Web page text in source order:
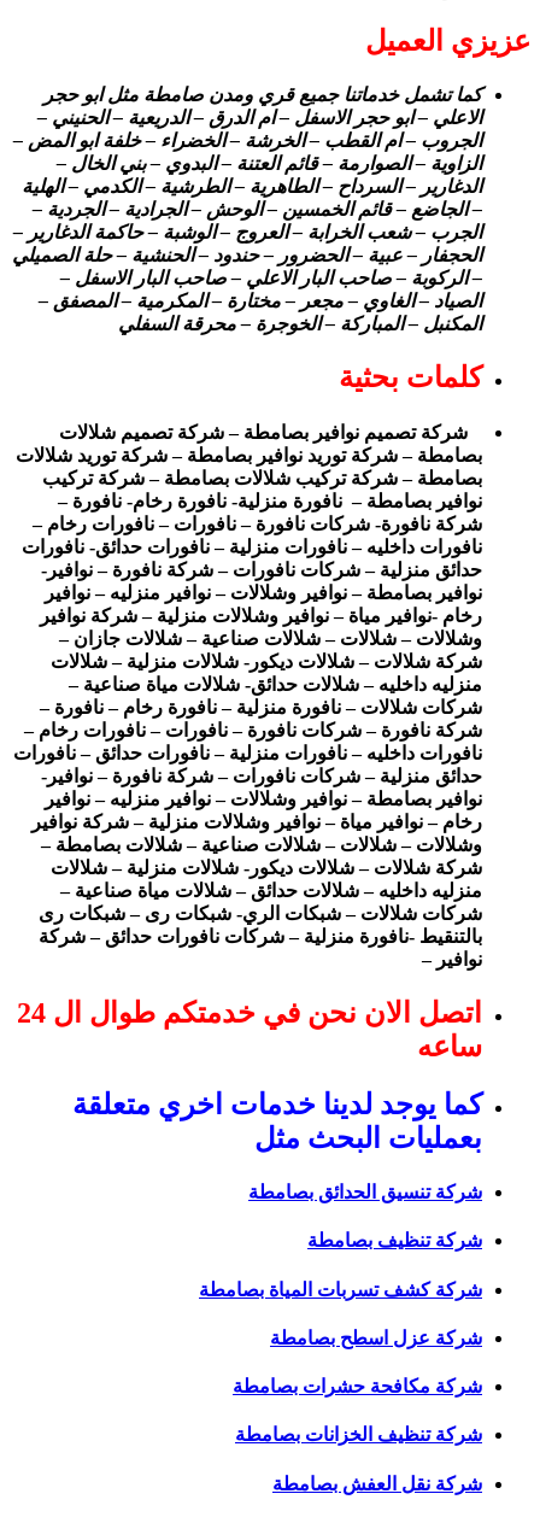
عزيزي العميل
كما تشمل خدماتنا جميع قري ومدن صامطة مثل ابو حجر
الاعلي – ابو حجر الاسفل – ام الدرق – الدريعية – الحنيني –
الجروب – ام القطب – الخرشة – الخضراء – خلفة ابو المض –
الزاوية – الصوارمة – قائم العتنة – البدوي – بني الخال –
الدغارير – السرداح – الطاهرية – الطرشية – الكدمي – الهلية
– الجاضع – قائم الخمسين – الوحش – الجرادية – الجردية –
الجرب – شعب الخرابة – العروج – الوشبة – حاكمة الدغارير –
الحجفار – عبية – الحضرور – حندود – الحنشية – حلة الصميلي
– الركوبة – صاحب البار الاعلي – صاحب البار الاسفل –
الصياد – الغاوي – مجعر – مختارة – المكرمية – المصفق –
المكنبل – المباركة – الخوجرة – محرقة السفلي
كلمات بحثية
شركة تصميم نوافير بصامطة – شركة تصميم شلالات
بصامطة – شركة توريد نوافير بصامطة – شركة توريد شلالات
بصامطة – شركة تركيب شلالات بصامطة – شركة تركيب
نوافير بصامطة – نافورة منزلية- نافورة رخام- نافورة –
شركة نافورة- شركات نافورة – نافورات – نافورات رخام –
نافورات داخليه – نافورات منزلية – نافورات حدائق- نافورات
حدائق منزلية – شركات نافورات – شركة نافورة – نوافير-
نوافير بصامطة – نوافير وشلالات – نوافير منزليه – نوافير
رخام -نوافير مياة – نوافير وشلالات منزلية – شركة نوافير
وشلالات – شلالات – شلالات صناعية – شلالات جازان –
شركة شلالات – شلالات ديكور- شلالات منزلية – شلالات
منزليه داخليه – شلالات حدائق- شلالات مياة صناعية –
شركات شلالات – نافورة منزلية – نافورة رخام – نافورة –
شركة نافورة – شركات نافورة – نافورات – نافورات رخام –
نافورات داخليه – نافورات منزلية – نافورات حدائق – نافورات
حدائق منزلية – شركات نافورات – شركة نافورة – نوافير-
نوافير بصامطة – نوافير وشلالات – نوافير منزليه – نوافير
رخام – نوافير مياة – نوافير وشلالات منزلية – شركة نوافير
وشلالات – شلالات – شلالات صناعية – شلالات بصامطة –
شركة شلالات – شلالات ديكور- شلالات منزلية – شلالات
منزليه داخليه – شلالات حدائق – شلالات مياة صناعية –
شركات شلالات – شبكات الري- شبكات رى – شبكات رى
بالتنقيط -نافورة منزلية – شركات نافورات حدائق – شركة
نوافير –
اتصل الان نحن في خدمتكم طوال ال 24
ساعه
كما يوجد لدينا خدمات اخري متعلقة
بعمليات البحث مثل
شركة تنسيق الحدائق بصامطة
شركة تنظيف بصامطة
شركة كشف تسربات المياة بصامطة
شركة عزل اسطح بصامطة
شركة مكافحة حشرات بصامطة
شركة تنظيف الخزانات بصامطة
شركة نقل العفش بصامطة